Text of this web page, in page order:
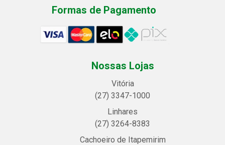
Formas de Pagamento
Nossas Lojas
Vitória
(27) 3347-1000
Linhares
(27) 3264-8383
Cachoeiro de Itapemirim